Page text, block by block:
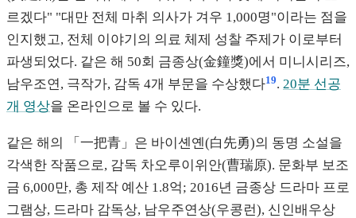
르겠다" "대만 전체 마취 의사가 겨우 1,000명"이라는 점을
인지했고, 전체 이야기의 의료 체제 성찰 주제가 이로부터
파생되었다. 같은 해 50회 금종상(金鐘獎)에서 미니시리즈,
남우조연, 극작가, 감독 4개 부문을 수상했다19. 20분 선공
개 영상을 온라인으로 볼 수 있다.
같은 해의 「一把青」은 바이셴옌(白先勇)의 동명 소설을
각색한 작품으로, 감독 차오루이위안(曹瑞原). 문화부 보조
금 6,000만, 총 제작 예산 1.8억; 2016년 금종상 드라마 프로
그램상, 드라마 감독상, 남우주연상(우콩런), 신인배우상